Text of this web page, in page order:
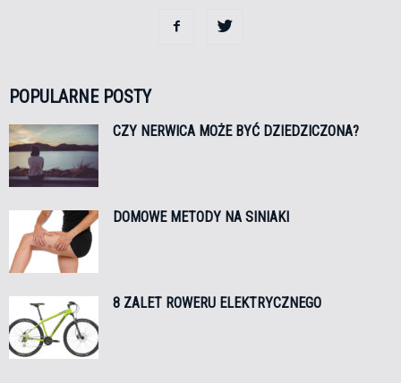
POPULARNE POSTY
CZY NERWICA MOŻE BYĆ DZIEDZICZONA?
DOMOWE METODY NA SINIAKI
8 ZALET ROWERU ELEKTRYCZNEGO